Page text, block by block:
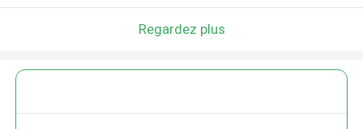
Regardez plus